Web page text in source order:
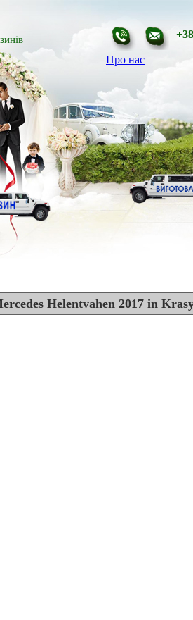
Про нас
Helentvahen 2017 in